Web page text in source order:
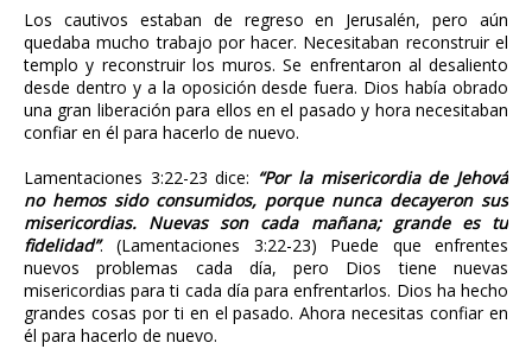
Los cautivos estaban de regreso en Jerusalén, pero aún
quedaba mucho trabajo por hacer. Necesitaban reconstruir el
templo y reconstruir los muros. Se enfrentaron al desaliento
desde dentro y a la oposición desde fuera. Dios había obrado
una gran liberación para ellos en el pasado y hora necesitaban
confiar en él para hacerlo de nuevo.
Lamentaciones 3:22-23 dice: “Por la misericordia de Jehová
no hemos sido consumidos, porque nunca decayeron sus
misericordias. Nuevas son cada mañana; grande es tu
fidelidad”. (Lamentaciones 3:22-23) Puede que enfrentes
nuevos problemas cada día, pero Dios tiene nuevas
misericordias para ti cada día para enfrentarlos. Dios ha hecho
grandes cosas por ti en el pasado. Ahora necesitas confiar en
él para hacerlo de nuevo.